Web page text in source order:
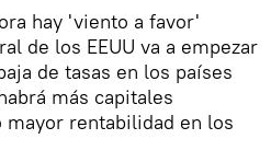
hay 'viento a favor'
de los EEUU va a empezar
de tasas en los países
más capitales
mayor rentabilidad en los